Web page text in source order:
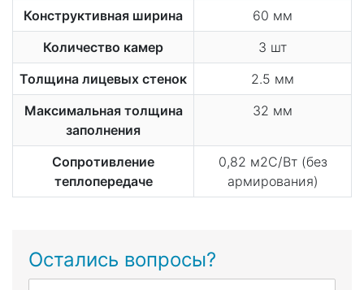
Конструктивная ширина
60 мм
Количество камер
3 шт
Толщина лицевых стенок
2.5 мм
Максимальная толщина
заполнения
32 мм
Сопротивление
теплопередаче
0,82 м2С/Вт (без
армирования)
Остались вопросы?